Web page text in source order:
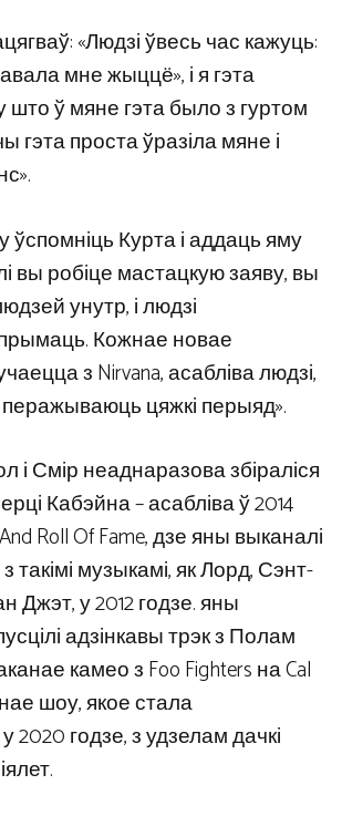
«Людзі ўвесь час кажуць:
мне жыццё», і я гэта
ў мяне гэта было з гуртом
гэта проста ўразіла мяне і
ўспомніць Курта і аддаць яму
вы робіце мастацкую заяву, вы
унутр, і людзі
Кожнае новае
з Nirvana, асабліва людзі,
перажываюць цяжкі перыяд».
і Смір неаднаразова збіраліся
Кабэйна – асабліва ў 2014
Roll Of Fame, дзе яны выканалі
з такімі музыкамі, як Лорд, Сэнт-
Джэт, у 2012 годзе. яны
адзінкавы трэк з Полам
камео з Foo Fighters на Cal
шоу, якое стала
годзе, з удзелам дачкі